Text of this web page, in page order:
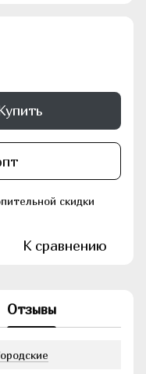
скидки
К сравнению
Отзывы